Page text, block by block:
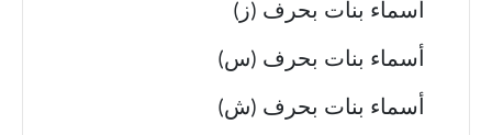
أسماء بنات بحرف (ز)
أسماء بنات بحرف (س)
أسماء بنات بحرف (ش)